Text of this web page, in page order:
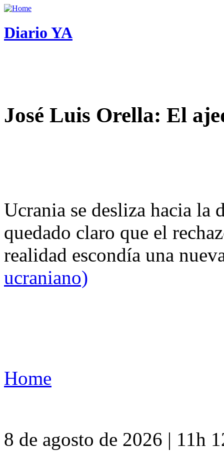
Diario YA
José Luis Orella: El
Ucrania se desliza hacia
quedado claro que el
realidad escondía una
ucraniano)
Home
8 de agosto de 2026 | 11h